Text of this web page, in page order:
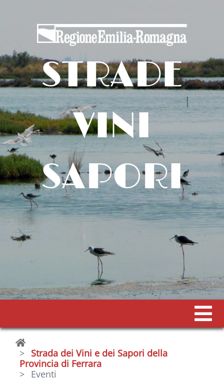
STRADE
VINI
SAPORI
Strada dei Vini e dei Sapori della
Provincia di Ferrara
Eventi